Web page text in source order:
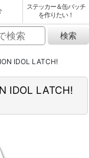
ステッカー＆缶バッチ
を作りたい！
IDOL LATCH!
IDOL LATCH!